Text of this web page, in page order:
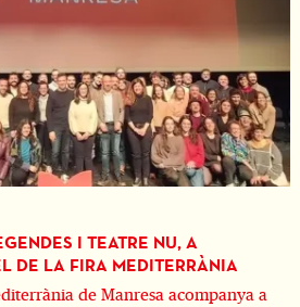
I TEATRE NU, A
DE LA FIRA MEDITERRÀNIA
de Manresa acompanya a